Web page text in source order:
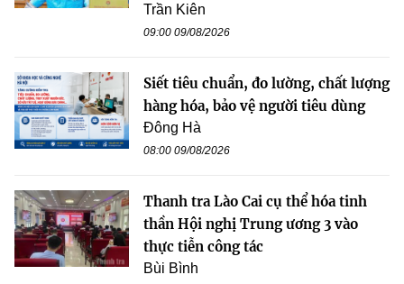
Trần Kiên
09:00 09/08/2026
Siết tiêu chuẩn, đo lường, chất lượng
hàng hóa, bảo vệ người tiêu dùng
Đông Hà
08:00 09/08/2026
Thanh tra Lào Cai cụ thể hóa tinh
thần Hội nghị Trung ương 3 vào
thực tiễn công tác
Bùi Bình